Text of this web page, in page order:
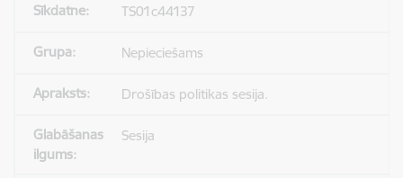
TS01c44137
Nepieciešams
Drošības politikas sesija.
Sesija